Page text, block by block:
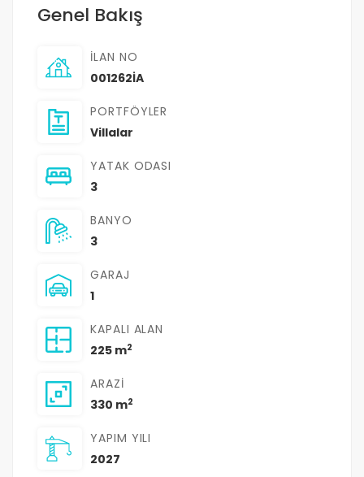
Genel Bakış
İLAN NO
001262İA
PORTFÖYLER
Villalar
YATAK ODASI
3
BANYO
3
GARAJ
1
KAPALI ALAN
225 m2
ARAZI
330 m2
YAPIM YILI
2027